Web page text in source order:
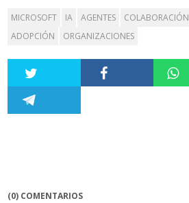
MICROSOFT IA AGENTES COLABORACIÓN
ADOPCIÓN
ORGANIZACIONES
(0) COMENTARIOS